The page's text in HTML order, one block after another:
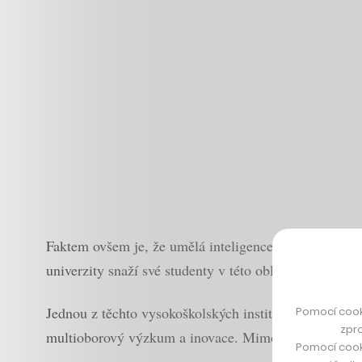
Faktem ovšem je, že umělá inteligence výrazně
univerzity snaží své studenty v této oblasti více
Jednou z těchto vysokoškolských institucí je i
multioborový výzkum a inovace. Mimo jiné se ale
Pomocí
Pomocí